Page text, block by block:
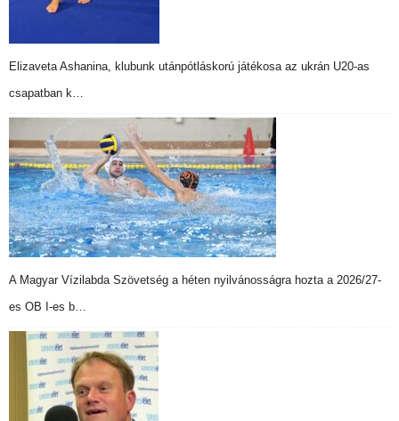
Elizaveta Ashanina, klubunk utánpótláskorú játékosa az ukrán U20-as
csapatban k…
A Magyar Vízilabda Szövetség a héten nyilvánosságra hozta a 2026/27-
es OB I-es b…